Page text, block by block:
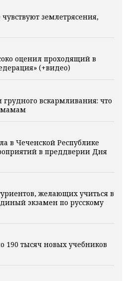
землетрясения,
оценил проходящий в
(+видео)
вскармливания: что
мамам
в Чеченской Республике
в преддверии Дня
желающих учиться в
экзамен по русскому
190 тысяч новых учебников